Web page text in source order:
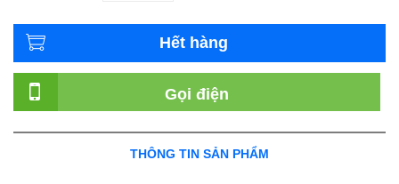
Hết hàng
Gọi điện
THÔNG TIN SẢN PHẨM